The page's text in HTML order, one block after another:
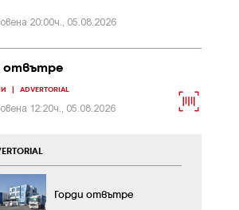
20:00ч., 05.08.2026
отвътре
ADVERTORIAL
12:20ч., 05.08.2026
Горди отвътре